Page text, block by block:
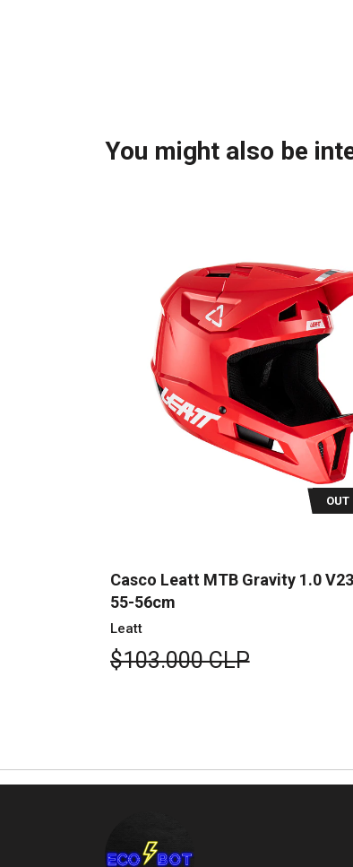
You might also be
OUT
Casco Leatt MTB Gravity 1.0
55-56cm
Leatt
$103.000 CLP